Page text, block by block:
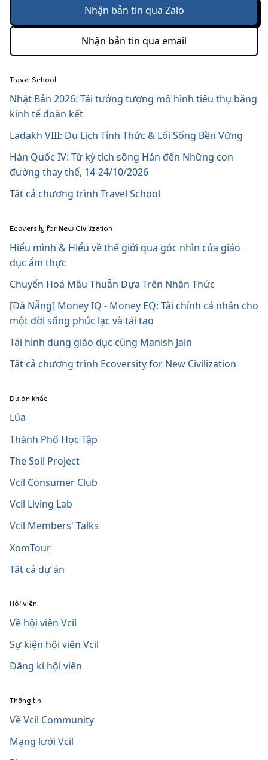
Nhận bản tin qua Zalo
Nhận bản tin qua email
Travel School
Nhật Bản 2026: Tái tưởng tượng mô hình tiêu thụ bằng
kinh tế đoàn kết
Ladakh VIII: Du Lịch Tỉnh Thức & Lối Sống Bền Vững
Hàn Quốc IV: Từ kỳ tích sông Hán đến Những con
đường thay thế, 14-24/10/2026
Tất cả chương trình Travel School
Ecoversity for New Civilization
Hiểu mình & Hiểu về thế giới qua góc nhìn của giáo
dục ẩm thực
Chuyển Hoá Mâu Thuẫn Dựa Trên Nhận Thức
[Đà Nẵng] Money IQ - Money EQ: Tài chính cá nhân cho
một đời sống phúc lạc và tái tạo
Tái hình dung giáo dục cùng Manish Jain
Tất cả chương trình Ecoversity for New Civilization
Dự án khác
Lúa
Thành Phố Học Tập
The Soil Project
Vcil Consumer Club
Vcil Living Lab
Vcil Members' Talks
XomTour
Tất cả dự án
Hội viên
Về hội viên Vcil
Sự kiện hội viên Vcil
Đăng kí hội viên
Thông tin
Về Vcil Community
Mạng lưới Vcil